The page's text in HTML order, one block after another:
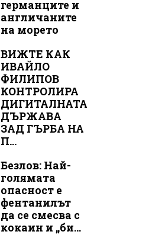
германците и
англичаните
на морето
ВИЖТЕ КАК
ИВАЙЛО
ФИЛИПОВ
КОНТРОЛИРА
ДИГИТАЛНАТА
ДЪРЖАВА
ЗАД ГЪРБА НА
П...
Безлов: Най-
голямата
опасност е
фентанилът
да се смесва с
кокаин и „би...